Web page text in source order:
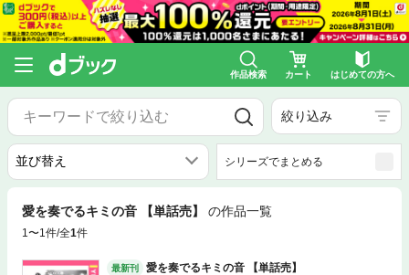
作品検索 カート はじめての方へ
絞り込み
シリーズでまとめる
愛を奏でるキミの音 【単話売】 の作品一覧
1〜1件/全1件
最新刊
愛を奏でるキミの音 【単話売】